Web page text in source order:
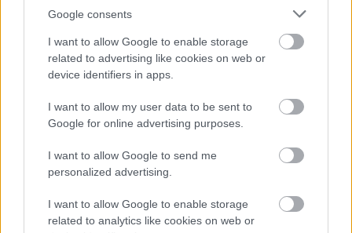
Google consents
I want to allow Google to enable storage
related to advertising like cookies on web or
device identifiers in apps.
I want to allow my user data to be sent to
Google for online advertising purposes.
I want to allow Google to send me
personalized advertising.
I want to allow Google to enable storage
related to analytics like cookies on web or
színésznő tökéletes alakja, gyönyörű vörös haja,
bájos, szeplős arca és mogyoróbarna szemei is
rajongójává tették már a fél országot. Istennői bájait
legutóbb a 2013-as cseh Pirelli naptárban
csatornákon pedig rendszeresen találkozhatunk
vele a FilmSzeretők című, pár perces epizódokból
álló, főként helyzetkomikumokra épülő, vígjáték-
sorozatban.
Megosztás
Küldés
Messengeren